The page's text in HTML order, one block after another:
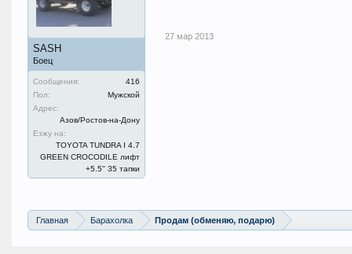
SASH
Боец
Сообщения:
416
Пол:
Мужской
Адрес:
Азов/Ростов-на-Дону
Езжу на:
TOYOTA TUNDRA I 4.7
GREEN CROCODILE лифт
+5.5'' 35 тапки
27 мар 2013
Главная Барахолка Продам (обменяю, подарю)